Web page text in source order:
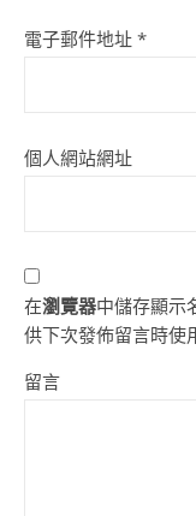
電子郵件地址 *
個人網站網址
在瀏覽器中儲存顯示
供下次發佈留言時使
留言